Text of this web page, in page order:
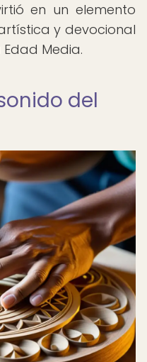
en un elemento
y devocional
Media.
del